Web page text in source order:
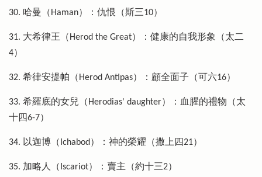
30. 哈曼（Haman）：仇恨（斯三10）
31. 大希律王（Herod the Great）：健康的自我形象（太二
4）
32. 希律安提帕（Herod Antipas）：顧全面子（可六16）
33. 希羅底的女兒（Herodias' daughter）：血腥的禮物（太
十四6-7）
34. 以迦博（Ichabod）：神的榮耀（撒上四21）
35. 加略人（Iscariot）：賣主（約十三2）